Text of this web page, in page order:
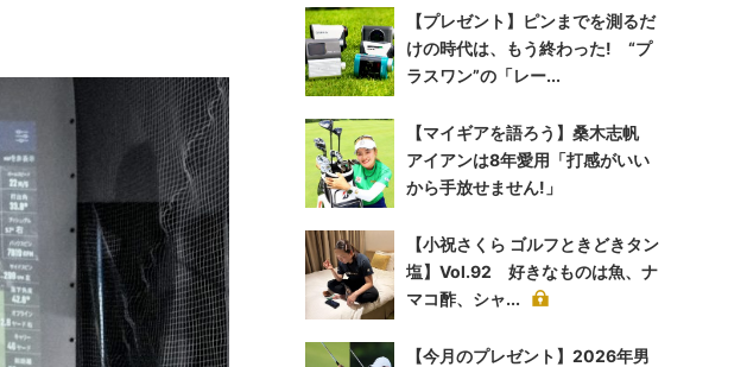
【プレゼント】ピンまでを測るだ
けの時代は、もう終わった! “プ
ラスワン”の「レー...
【マイギアを語ろう】桑木志帆
アイアンは8年愛用「打感がいい
から手放せません!」
【小祝さくら ゴルフときどきタン
塩】Vol.92 好きなものは魚、ナ
マコ酢、シャ...
【今月のプレゼント】2026年男